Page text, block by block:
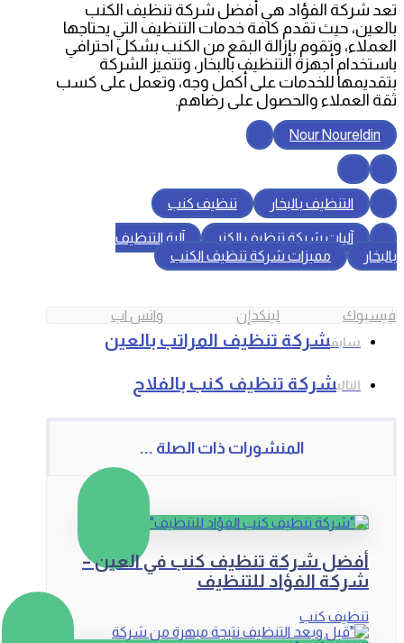
تعد شركة الفؤاد هي أفضل شركة تنظيف الكنب
بالعين، حيث تقدم كافة خدمات التنظيف التي يحتاجها
العملاء، وتقوم بإزالة البقع من الكنب بشكل احترافي
باستخدام أجهزة التنظيف بالبخار، وتتميز الشركة
بتقديمها للخدمات على أكمل وجه، وتعمل على كسب
ثقة العملاء والحصول على رضاهم.
Nour Noureldin
التنظيف بالبخار تنظيف كنب
آليات شركة تنظيف الكنب
آلية التنظيف
بالبخار
مميزات شركة تنظيف الكنب
فيسبوك لينكدإن واتس اب
سابقشركة تنظيف المراتب بالعين
التاليشركة تنظيف كنب بالفلاح
المنشورات ذات الصلة ...
أفضل شركة تنظيف كنب في العين –
شركة الفؤاد للتنظيف
تنظيف كنب